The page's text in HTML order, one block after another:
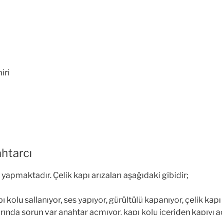
Çelik kapı arızaları aşağıdaki gibidir;
kolu sallanıyor, ses yapıyor, gürültülü kapanıyor, çelik
sorun var anahtar açmıyor, kapı kolu içeriden kapıyı